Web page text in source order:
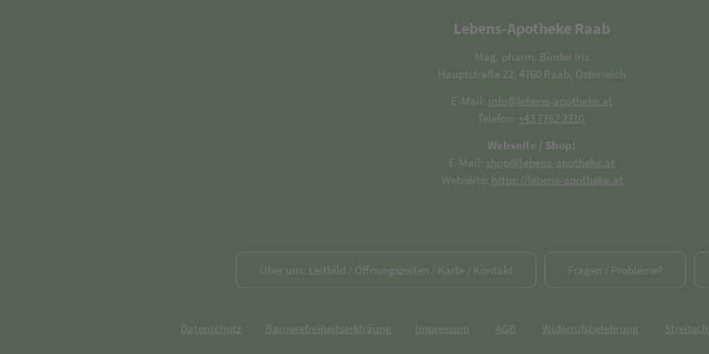
Lebens-Apotheke Raab
Mag. pharm. Binder Iris
Hauptstraße 22, 4760 Raab, Österreich
E-Mail: info@lebens-apotheke.at
Telefon: +43 7762 2310
Webseite / Shop:
E-Mail: shop@lebens-apotheke.at
Webseite: https://lebens-apotheke.at
Über uns: Leitbild / Öffnungszeiten / Karte / Kontakt Fragen / Probleme?
Datenschutz Barrierefreiheitserklräung Impressum AGB Widerrufsbelehrung